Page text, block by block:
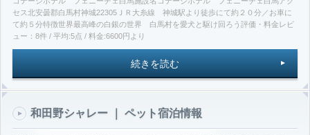
セス北安曇郡白馬村神城22305ＪＲ大糸線 神城駅より徒歩にて約２０分／お車に
て約５分特徴世界最高峰の白銀の世界 白馬村を愛犬と駆け回ろう評価・料金レビ
ュー：8件 / 平均:5点 / 料金:6600円より
続きを読む
和田野シャレー ｜ ペット宿泊情報